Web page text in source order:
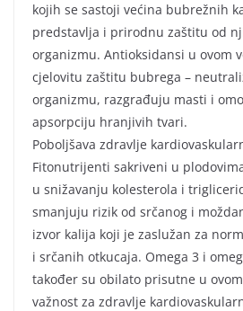
kojih se sastoji većina bubrežnih
predstavlja i prirodnu zaštitu od
organizmu. Antioksidansi u ovom
cjelovitu zaštitu bubrega –
organizmu, razgrađuju masti i
apsorpciju hranjivih tvari.
Poboljšava zdravlje
Fitonutrijenti sakriveni u
u snižavanju kolesterola i
smanjuju rizik od srčanog i
izvor kalija koji je zaslužan za
i srčanih otkucaja. Omega 3 i
također su obilato prisutne u
važnost za zdravlje